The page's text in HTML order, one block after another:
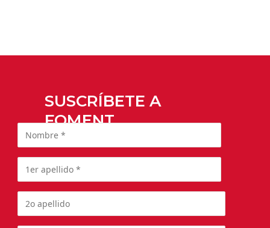
SUSCRÍBETE A
FOMENT